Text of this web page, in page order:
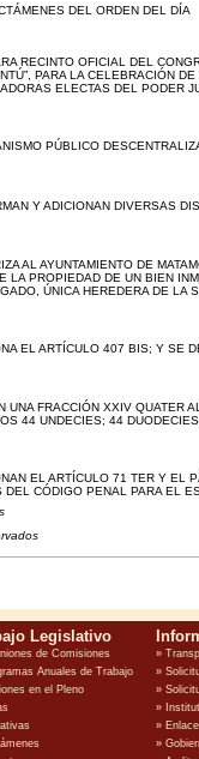
DEL ORDEN DEL DÍA
RECINTO OFICIAL DEL
PARA LA CELEBRACIÓN
ELECTAS DEL PODER
PÚBLICO
Y ADICIONAN DIVERSAS
AL AYUNTAMIENTO DE
LA PROPIEDAD DE UN BIEN
ÚNICA HEREDERA DE LA
EL ARTÍCULO 407 BIS; Y SE
UNA FRACCIÓN XXIV QUATER
44 UNDECIES; 44
EL ARTÍCULO 71 TER Y EL
CÓDIGO PENAL PARA EL